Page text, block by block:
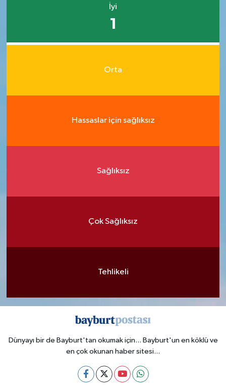
İyi
1
Orta
Hassaslar için sağlıksız
Sağlıksız
Çok Sağlıksız
Tehlikeli
Dünyayı bir de Bayburt'tan okumak için... Bayburt'un en köklü ve
en çok okunan haber sitesi...